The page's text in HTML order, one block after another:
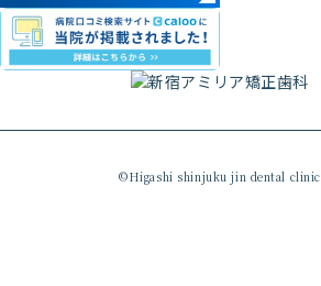
©Higashi shinjuku jin dental clinic